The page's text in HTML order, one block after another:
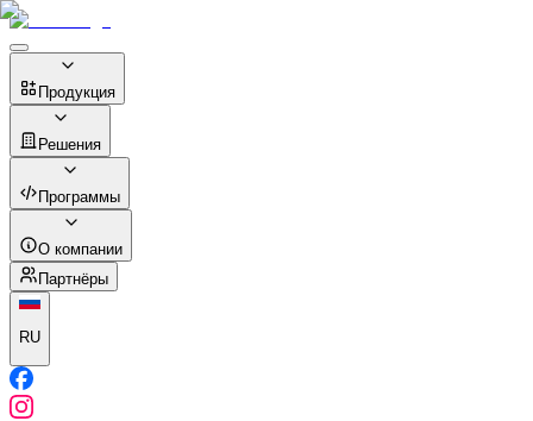
Продукция
Решения
Программы
О компании
Партнёры
RU